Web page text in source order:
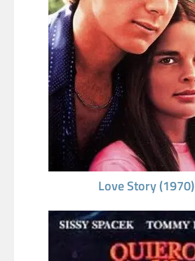
Love Story (1970)